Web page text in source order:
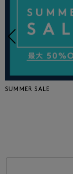
SUMMER SALE